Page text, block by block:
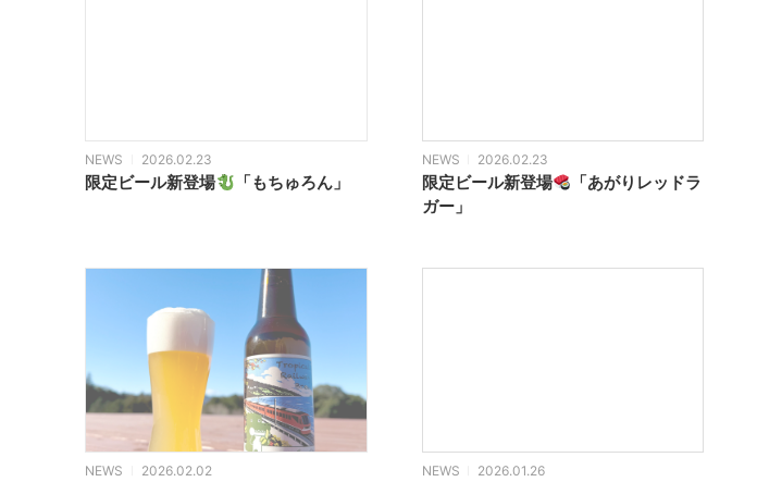
NEWS 2026.02.23
限定ビール新登場 「もちゅろん」
NEWS 2026.02.23
限定ビール新登場
「あがりレッドラ
ガー」
NEWS 2026.02.02 NEWS 2026.01.26